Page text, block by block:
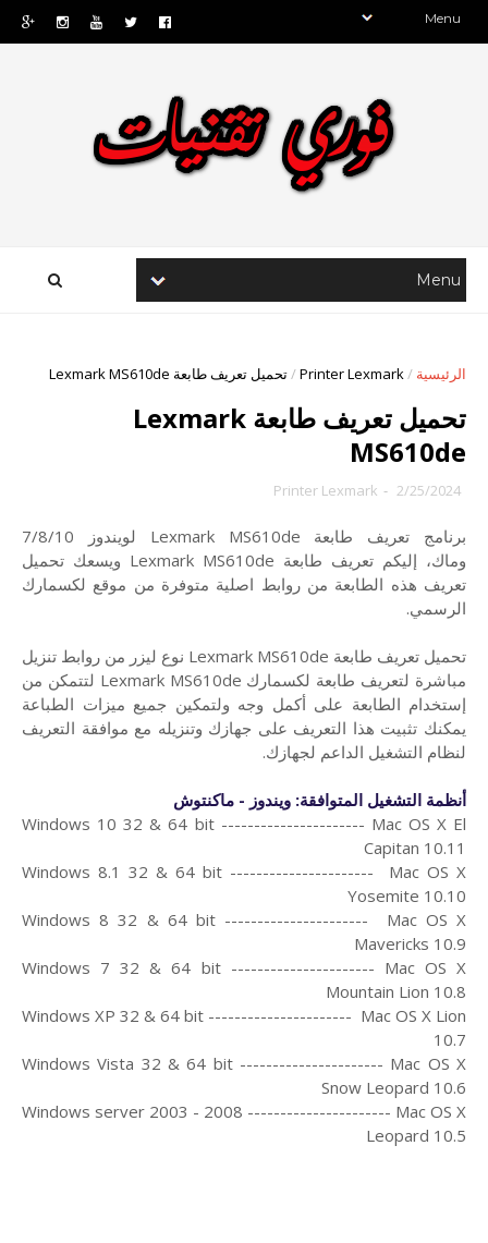
الرئيسية /
Printer Lexmark
/تحميل تعريف طابعة Lexmark MS610de
تحميل تعريف طابعة Lexmark
MS610de
2/25/2024
-
Printer Lexmark
برنامج تعريف طابعة Lexmark MS610de لويندوز 7/8/10
وماك،
إليكم تعريف طابعة Lexmark MS610de ويسعك تحميل
تعريف هذه الطابعة من روابط اصلية متوفرة من موقع لكسمارك
الرسمي.
تحميل تعريف طابعة Lexmark MS610de نوع ليزر من روابط تنزيل
مباشرة لتعريف طابعة لكسمارك Lexmark MS610de لتتمكن من
إستخدام الطابعة على أكمل وجه ولتمكين جميع ميزات الطباعة
يمكنك تثبيت هذا التعريف على جهازك وتنزيله مع موافقة التعريف
لنظام التشغيل الداعم لجهازك.
أنظمة التشغيل المتوافقة: ويندوز - ماكنتوش
Windows 10 32 & 64 bit ---------------------- Mac OS X El
Capitan 10.11
Windows 8.1 32 & 64 bit ---------------------- Mac OS X
Yosemite 10.10
Windows 8 32 & 64 bit ---------------------- Mac OS X
Mavericks 10.9
Windows 7 32 & 64 bit ---------------------- Mac OS X
Mountain Lion 10.8
Windows XP 32 & 64 bit ---------------------- Mac OS X Lion
10.7
Windows Vista 32 & 64 bit ---------------------- Mac OS X
Snow Leopard 10.6
Windows server 2003 - 2008 ---------------------- Mac OS X
Leopard 10.5